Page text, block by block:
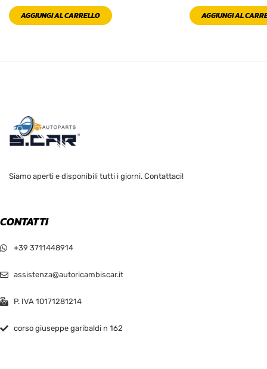
AGGIUNGI AL CARRELLO AGGIUNGI AL
Siamo aperti e disponibili tutti i giorni. Contattaci!
CONTATTI
+39 3711448914
assistenza@autoricambiscar.it
P. IVA 10171281214
corso giuseppe garibaldi n 162